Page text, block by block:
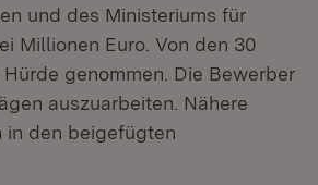
und des Ministeriums für
Millionen Euro. Von den 30
genommen. Die Bewerber
auszuarbeiten. Nähere
in den beigefügten